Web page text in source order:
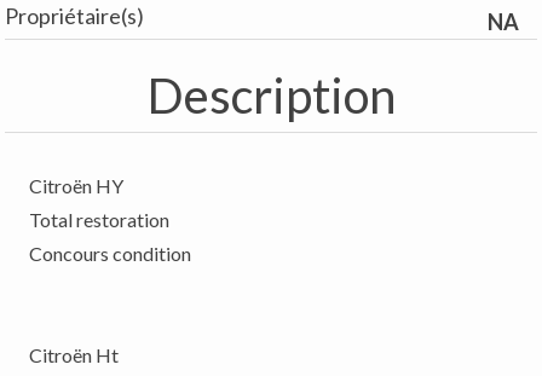
Propriétaire(s)
NA
Description
Citroën HY
Total restoration
Concours condition
Citroën Ht